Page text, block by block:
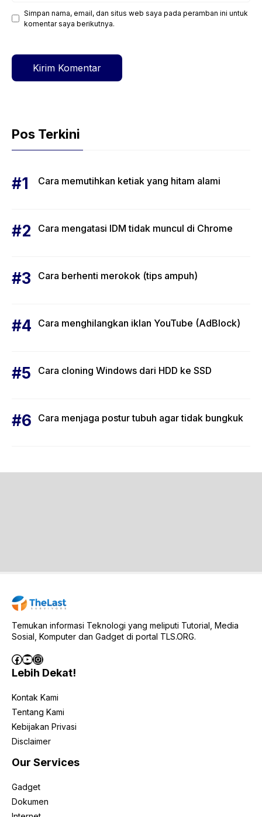
Situs
web
Simpan nama, email, dan situs web saya pada peramban ini untuk
komentar saya berikutnya.
Pos Terkini
Cara memutihkan ketiak yang hitam alami
Cara mengatasi IDM tidak muncul di Chrome
Cara berhenti merokok (tips ampuh)
Cara menghilangkan iklan YouTube (AdBlock)
Cara cloning Windows dari HDD ke SSD
Cara menjaga postur tubuh agar tidak bungkuk
Temukan informasi Teknologi yang meliputi Tutorial, Media
Sosial, Komputer dan Gadget di portal TLS.ORG.
Facebook
YouTube
Instagram
Lebih Dekat!
Kontak Kami
Tentang Kami
Kebijakan Privasi
Disclaimer
Our Services
Gadget
Dokumen